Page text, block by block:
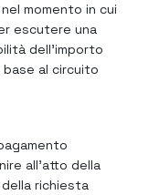
momento in cui
escutere una
dell’importo
al circuito
all’atto della
richiesta